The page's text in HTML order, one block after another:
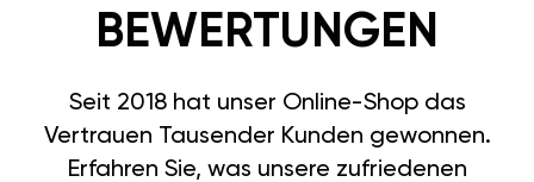
BEWERTUNGEN
Seit 2018 hat unser Online-Shop das
Vertrauen Tausender Kunden gewonnen.
Erfahren Sie, was unsere zufriedenen